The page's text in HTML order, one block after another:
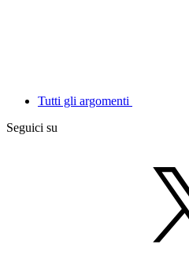
Tutti gli argomenti
Seguici su